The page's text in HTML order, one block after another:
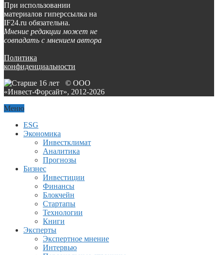
При использовании
материалов гиперссылка на
IF24.ru обязательна.
Мнение редакции может не
совпадать с мнением автора
Политика
конфиденциальности
© ООО
«Инвест-Форсайт», 2012-2026
Меню
ESG
Экономика
Инвестклимат
Аналитика
Прогнозы
Бизнес
Инвестиции
Финансы
Блокчейн
Стартапы
Технологии
Книги
Эксперты
Экспертное мнение
Интервью